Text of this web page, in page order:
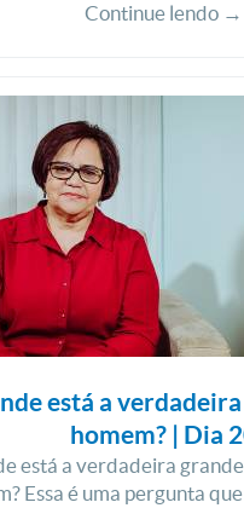
Continue lendo →
está a
homem? | Dia
está a verdadeira
Essa é uma pergunta